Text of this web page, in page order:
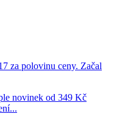
za polovinu ceny. Začal
novinek od 349 Kč